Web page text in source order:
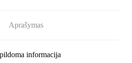
Aprašymas
informacija